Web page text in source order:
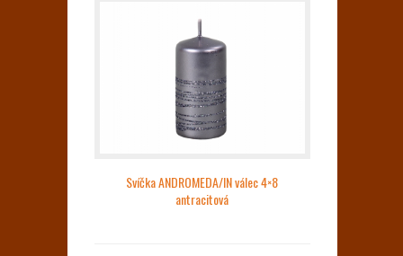
Svíčka ANDROMEDA/IN válec 4×8
antracitová